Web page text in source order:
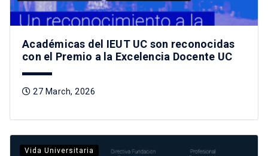
Académicas del IEUT UC son reconocidas
con el Premio a la Excelencia Docente UC
27 March, 2026
Vida Universitaria